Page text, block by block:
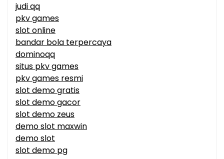
judi qq
pkv games
slot online
bandar bola terpercaya
dominoqq
situs pkv games
pkv games resmi
slot demo gratis
slot demo gacor
slot demo zeus
demo slot maxwin
demo slot
slot demo pg